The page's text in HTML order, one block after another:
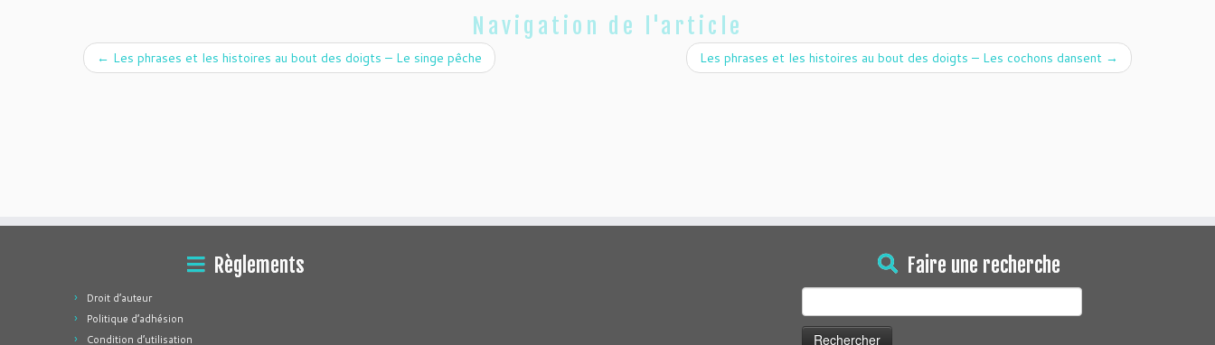
Navigation de l'article
← Les phrases et les histoires au bout des doigts – Le singe pêche Les phrases et les histoires au bout des doigts – Les cochons dansent →
Règlements
Droit d’auteur
Politique d’adhésion
Condition d’utilisation
Faire une recherche